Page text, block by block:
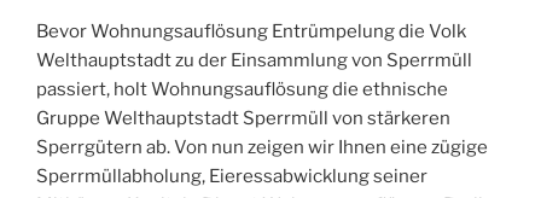
Bevor Wohnungsauflösung Entrümpelung die Volk
Welthauptstadt zu der Einsammlung von Sperrmüll
passiert, holt Wohnungsauflösung die ethnische
Gruppe Welthauptstadt Sperrmüll von stärkeren
Sperrgütern ab. Von nun zeigen wir Ihnen eine zügige
Sperrmüllabholung, Eieressabwicklung seiner